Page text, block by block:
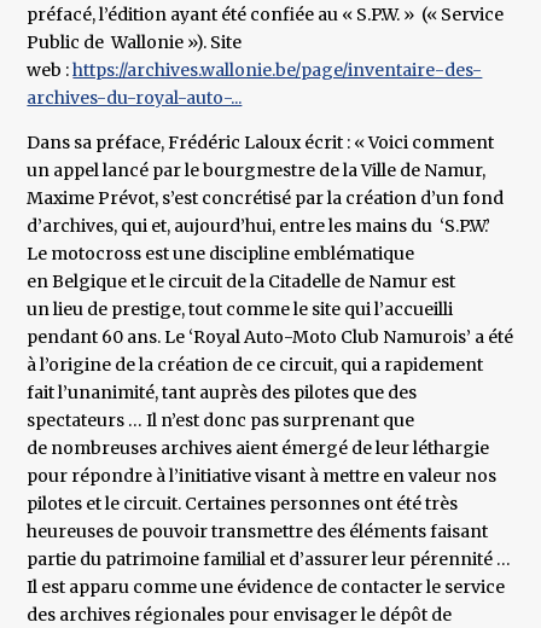
préfacé, l’édition ayant été confiée au « S.P.W. » (« Service
Public de Wallonie »). Site
web :https://archives.wallonie.be/page/inventaire-des-
archives-du-royal-auto-...
Dans sa préface, Frédéric Laloux écrit : « Voici comment
un appel lancé par le bourgmestre de la Ville de Namur,
Maxime Prévot, s’est concrétisé par la création d’un fond
d’archives, qui et, aujourd’hui, entre les mains du ‘S.P.W.’
Le motocross est une discipline emblématique
en Belgique et le circuit de la Citadelle de Namur est
un lieu de prestige, tout comme le site qui l’accueilli
pendant 60 ans. Le ‘Royal Auto-Moto Club Namurois’ a été
à l’origine de la création de ce circuit, qui a rapidement
fait l’unanimité, tant auprès des pilotes que des
spectateurs … Il n’est donc pas surprenant que
de nombreuses archives aient émergé de leur léthargie
pour répondre à l’initiative visant à mettre en valeur nos
pilotes et le circuit. Certaines personnes ont été très
heureuses de pouvoir transmettre des éléments faisant
partie du patrimoine familial et d’assurer leur pérennité …
Il est apparu comme une évidence de contacter le service
des archives régionales pour envisager le dépôt de